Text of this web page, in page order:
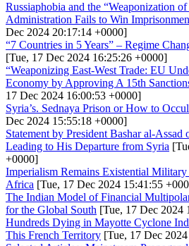
Russiaphobia and the “Weaponization
Administration Fails to Win
Dec 2024 20:17:14 +0000]
“7 Countries in 5 Years” – Regime
[Tue, 17 Dec 2024 16:25:26 +0000]
“Weaponizing East-West Trade: EU
Economy by Approving A 15th
17 Dec 2024 16:00:53 +0000]
Syria’s. Sednaya Prison or How to
Dec 2024 15:55:18 +0000]
Statement by President Bashar al-Assad
Leading to His Departure from Syria
+0000]
Imperialism Remains Existential
Africa [Tue, 17 Dec 2024 15:41:55
The Indian Model of Financial
for the Global South [Tue, 17 Dec 2024
Hundreds Dying in Mayotte Cyclone
This French Territory [Tue, 17 Dec